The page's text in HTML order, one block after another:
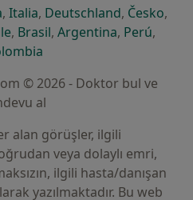
açılır
yeni bir sekmede açılır
, Italiayeni bir sekmede açılır
, Deutschlandyeni bir
, Českoyeni
,
açılır
sekmede açılır
yeni bir sekmede açılır
, Brasilyeni bir sekmede açılır
, Argentinayeni bir
, Perúyeni
,
© 2026 - Doktor bul ve
al
alan görüşler, ilgili
veya dolaylı emri,
ilgili hasta/danışan
yazılmaktadır. Bu web